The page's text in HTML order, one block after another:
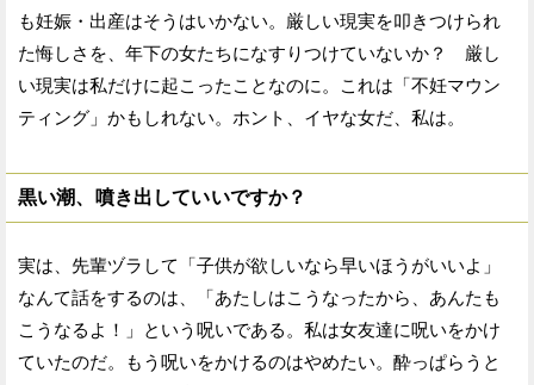
も妊娠・出産はそうはいかない。厳しい現実を叩きつけられ
た悔しさを、年下の女たちになすりつけていないか？ 厳し
い現実は私だけに起こったことなのに。これは「不妊マウン
ティング」かもしれない。ホント、イヤな女だ、私は。
黒い潮、噴き出していいですか？
実は、先輩ヅラして「子供が欲しいなら早いほうがいいよ」
なんて話をするのは、「あたしはこうなったから、あんたも
こうなるよ！」という呪いである。私は女友達に呪いをかけ
ていたのだ。もう呪いをかけるのはやめたい。酔っぱらうと